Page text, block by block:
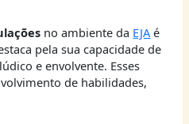
no ambiente da EJA é
pela sua capacidade de
e envolvente. Esses
de habilidades,